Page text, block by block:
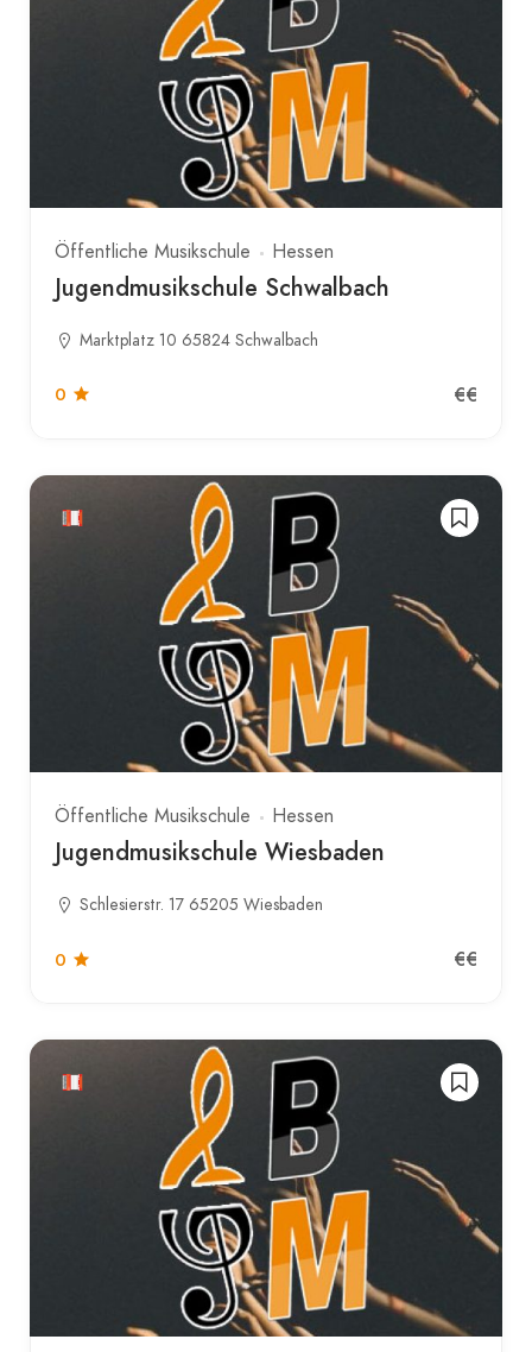
Öffentliche Musikschule Hessen
Jugendmusikschule Schwalbach
Marktplatz 10 65824 Schwalbach
0 €€
Öffentliche Musikschule Hessen
Jugendmusikschule Wiesbaden
Schlesierstr. 17 65205 Wiesbaden
0 €€